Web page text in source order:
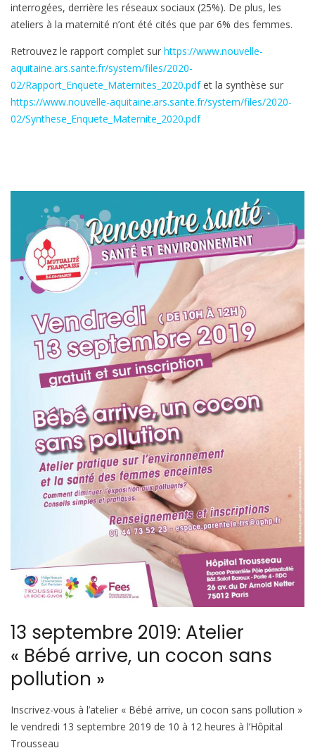
interrogées, derrière les réseaux sociaux (25%). De plus, les
ateliers à la maternité n’ont été cités que par 6% des femmes.
Retrouvez le rapport complet sur https://www.nouvelle-
aquitaine.ars.sante.fr/system/files/2020-
02/Rapport_Enquete_Maternites_2020.pdfet la synthèse sur
https://www.nouvelle-aquitaine.ars.sante.fr/system/files/2020-
02/Synthese_Enquete_Maternite_2020.pdf
13 septembre 2019: Atelier
« Bébé arrive, un cocon sans
pollution »
Inscrivez-vous à l’atelier « Bébé arrive, un cocon sans pollution »
le vendredi 13 septembre 2019 de 10 à 12 heures à l’Hôpital
Trousseau